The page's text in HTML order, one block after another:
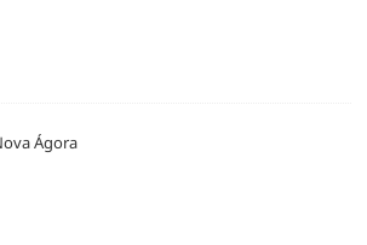
Ágora